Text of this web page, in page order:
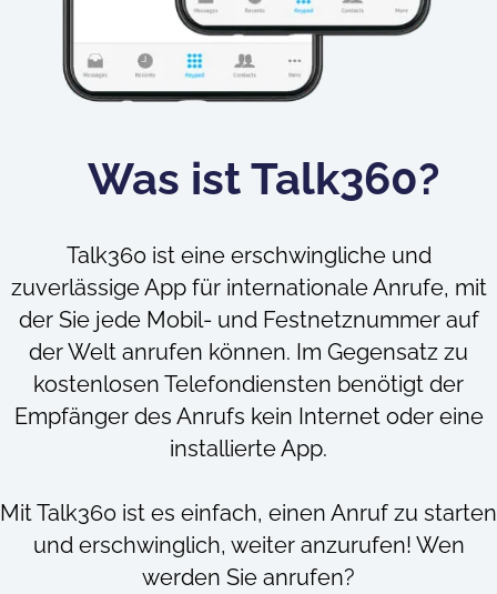
Was ist Talk360?
Talk360 ist eine erschwingliche und
zuverlässige App für internationale Anrufe, mit
der Sie jede Mobil- und Festnetznummer auf
der Welt anrufen können. Im Gegensatz zu
kostenlosen Telefondiensten benötigt der
Empfänger des Anrufs kein Internet oder eine
installierte App.
Mit Talk360 ist es einfach, einen Anruf zu starten
und erschwinglich, weiter anzurufen! Wen
werden Sie anrufen?